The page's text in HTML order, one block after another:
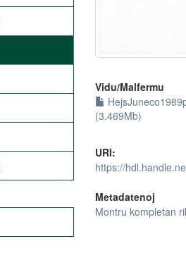
Vidu/Malfermu
(3.469Mb)
URI:
https://
Metadatenoj
Montru kompletan